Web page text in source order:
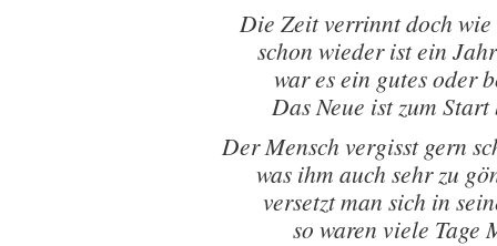
Die Zeit verrinnt doch
schon wieder ist ein
war es ein gutes oder
Das Neue ist zum
Der Mensch vergisst gern
was ihm auch sehr zu
versetzt man sich in
so waren viele Tage